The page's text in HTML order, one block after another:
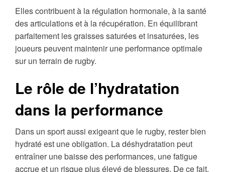
Elles contribuent à la régulation hormonale, à la santé
des articulations et à la récupération. En équilibrant
parfaitement les graisses saturées et insaturées, les
joueurs peuvent maintenir une performance optimale
sur un terrain de rugby.
Le rôle de l’hydratation
dans la performance
Dans un sport aussi exigeant que le rugby, rester bien
hydraté est une obligation. La déshydratation peut
entraîner une baisse des performances, une fatigue
accrue et un risque plus élevé de blessures. De ce fait,